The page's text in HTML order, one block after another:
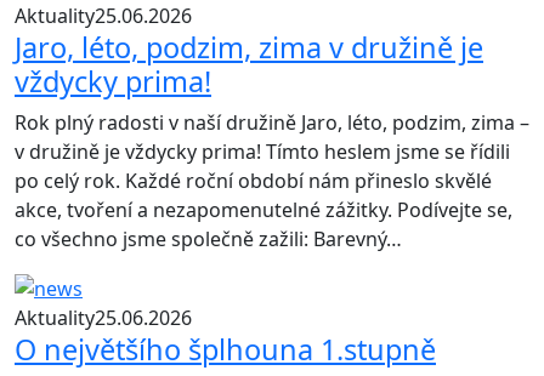
Aktuality25.06.2026
Jaro, léto, podzim, zima v družině je
vždycky prima!
Rok plný radosti v naší družině Jaro, léto, podzim, zima –
v družině je vždycky prima! Tímto heslem jsme se řídili
po celý rok. Každé roční období nám přineslo skvělé
akce, tvoření a nezapomenutelné zážitky. Podívejte se,
co všechno jsme společně zažili: Barevný…
Aktuality25.06.2026
O největšího šplhouna 1.stupně